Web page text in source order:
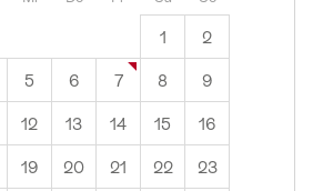
1 2
5 6 7 8 9
12 13 14 15 16
19 20 21 22 23